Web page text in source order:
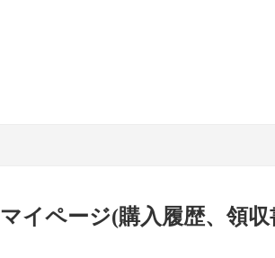
マイページ(購入履歴、領